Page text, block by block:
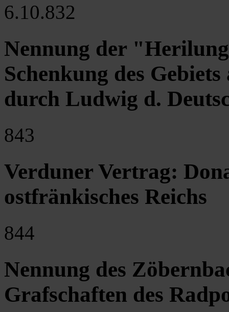
6.10.832
Nennung der
Schenkung des
durch Ludwig d.
843
Verduner Vertrag:
ostfränkisches Reichs
844
Nennung des
Grafschaften des